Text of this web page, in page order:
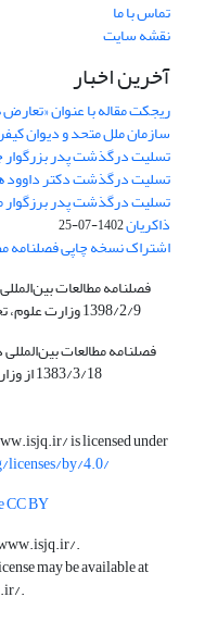
تماس با ما
نقشه سایت
آخرین اخبار
ریجکت مقاله با عنوان
سازمان ملل متحد و دیوان
تسلیت درگذشت پدر بزرگوار
تسلیت درگذشت دکتر داوود
تسلیت درگذشت پدر
ذاکریان1402-07-25
اشتراک نسخه چاپی فصلنامه
1398/2/9 وزارت علوم، تحقیقات و فناوری، یک نشریه علمی است
1383/3/18 از وزارت فرهنگ و ارشاد اسلامی است
is licensed under
licenses/by/4.0/
CC BY
.
may be available at
.